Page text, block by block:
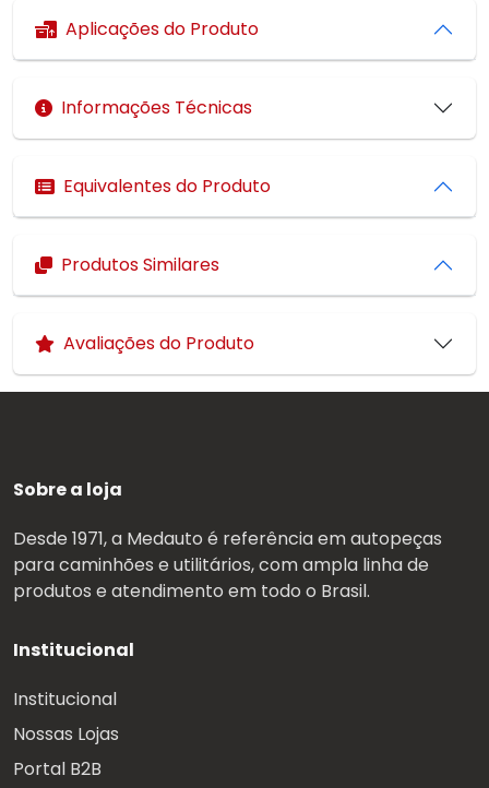
Aplicações do Produto
Informações Técnicas
Equivalentes do Produto
Produtos Similares
Avaliações do Produto
Sobre a loja
Desde 1971, a Medauto é referência em autopeças
para caminhões e utilitários, com ampla linha de
produtos e atendimento em todo o Brasil.
Institucional
Institucional
Nossas Lojas
Portal B2B